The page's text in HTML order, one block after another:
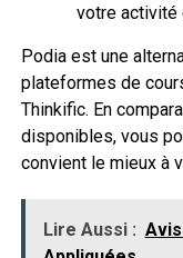
votre activité
Podia est une
plateformes de
Thinkific. En
disponibles, vous
convient le mieux à
Lire Aussi :